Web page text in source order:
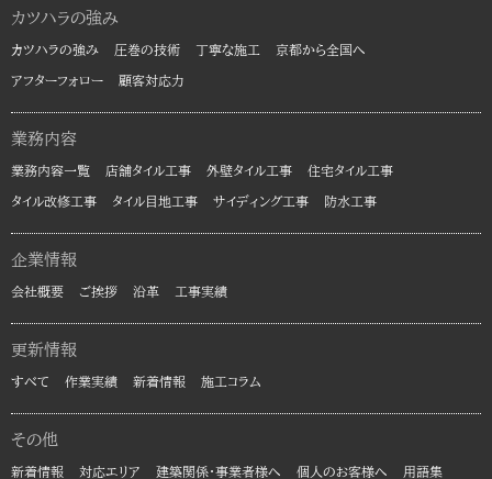
カツハラの強み
カツハラの強み 圧巻の技術 丁寧な施工 京都から全国へ
アフターフォロー 顧客対応力
業務内容
業務内容一覧 店舗タイル工事 外壁タイル工事 住宅タイル工事
タイル改修工事 タイル目地工事 サイディング工事 防水工事
企業情報
会社概要 ご挨拶 沿革 工事実績
更新情報
すべて 作業実績 新着情報 施工コラム
その他
新着情報 対応エリア 建築関係・事業者様へ 個人のお客様へ 用語集